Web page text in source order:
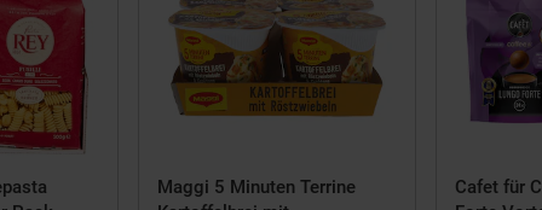
Maggi 5 Minuten Terrine
Cafet für